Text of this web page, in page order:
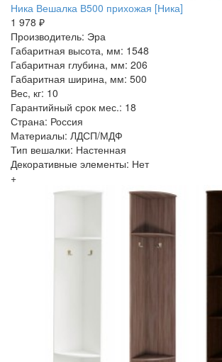
Ника Вешалка В500 прихожая [Ника]
1 978 ₽
Производитель: Эра
Габаритная высота, мм: 1548
Габаритная глубина, мм: 206
Габаритная ширина, мм: 500
Вес, кг: 10
Гарантийный срок мес.: 18
Страна: Россия
Материалы: ЛДСП/МДФ
Тип вешалки: Настенная
Декоративные элементы: Нет
+